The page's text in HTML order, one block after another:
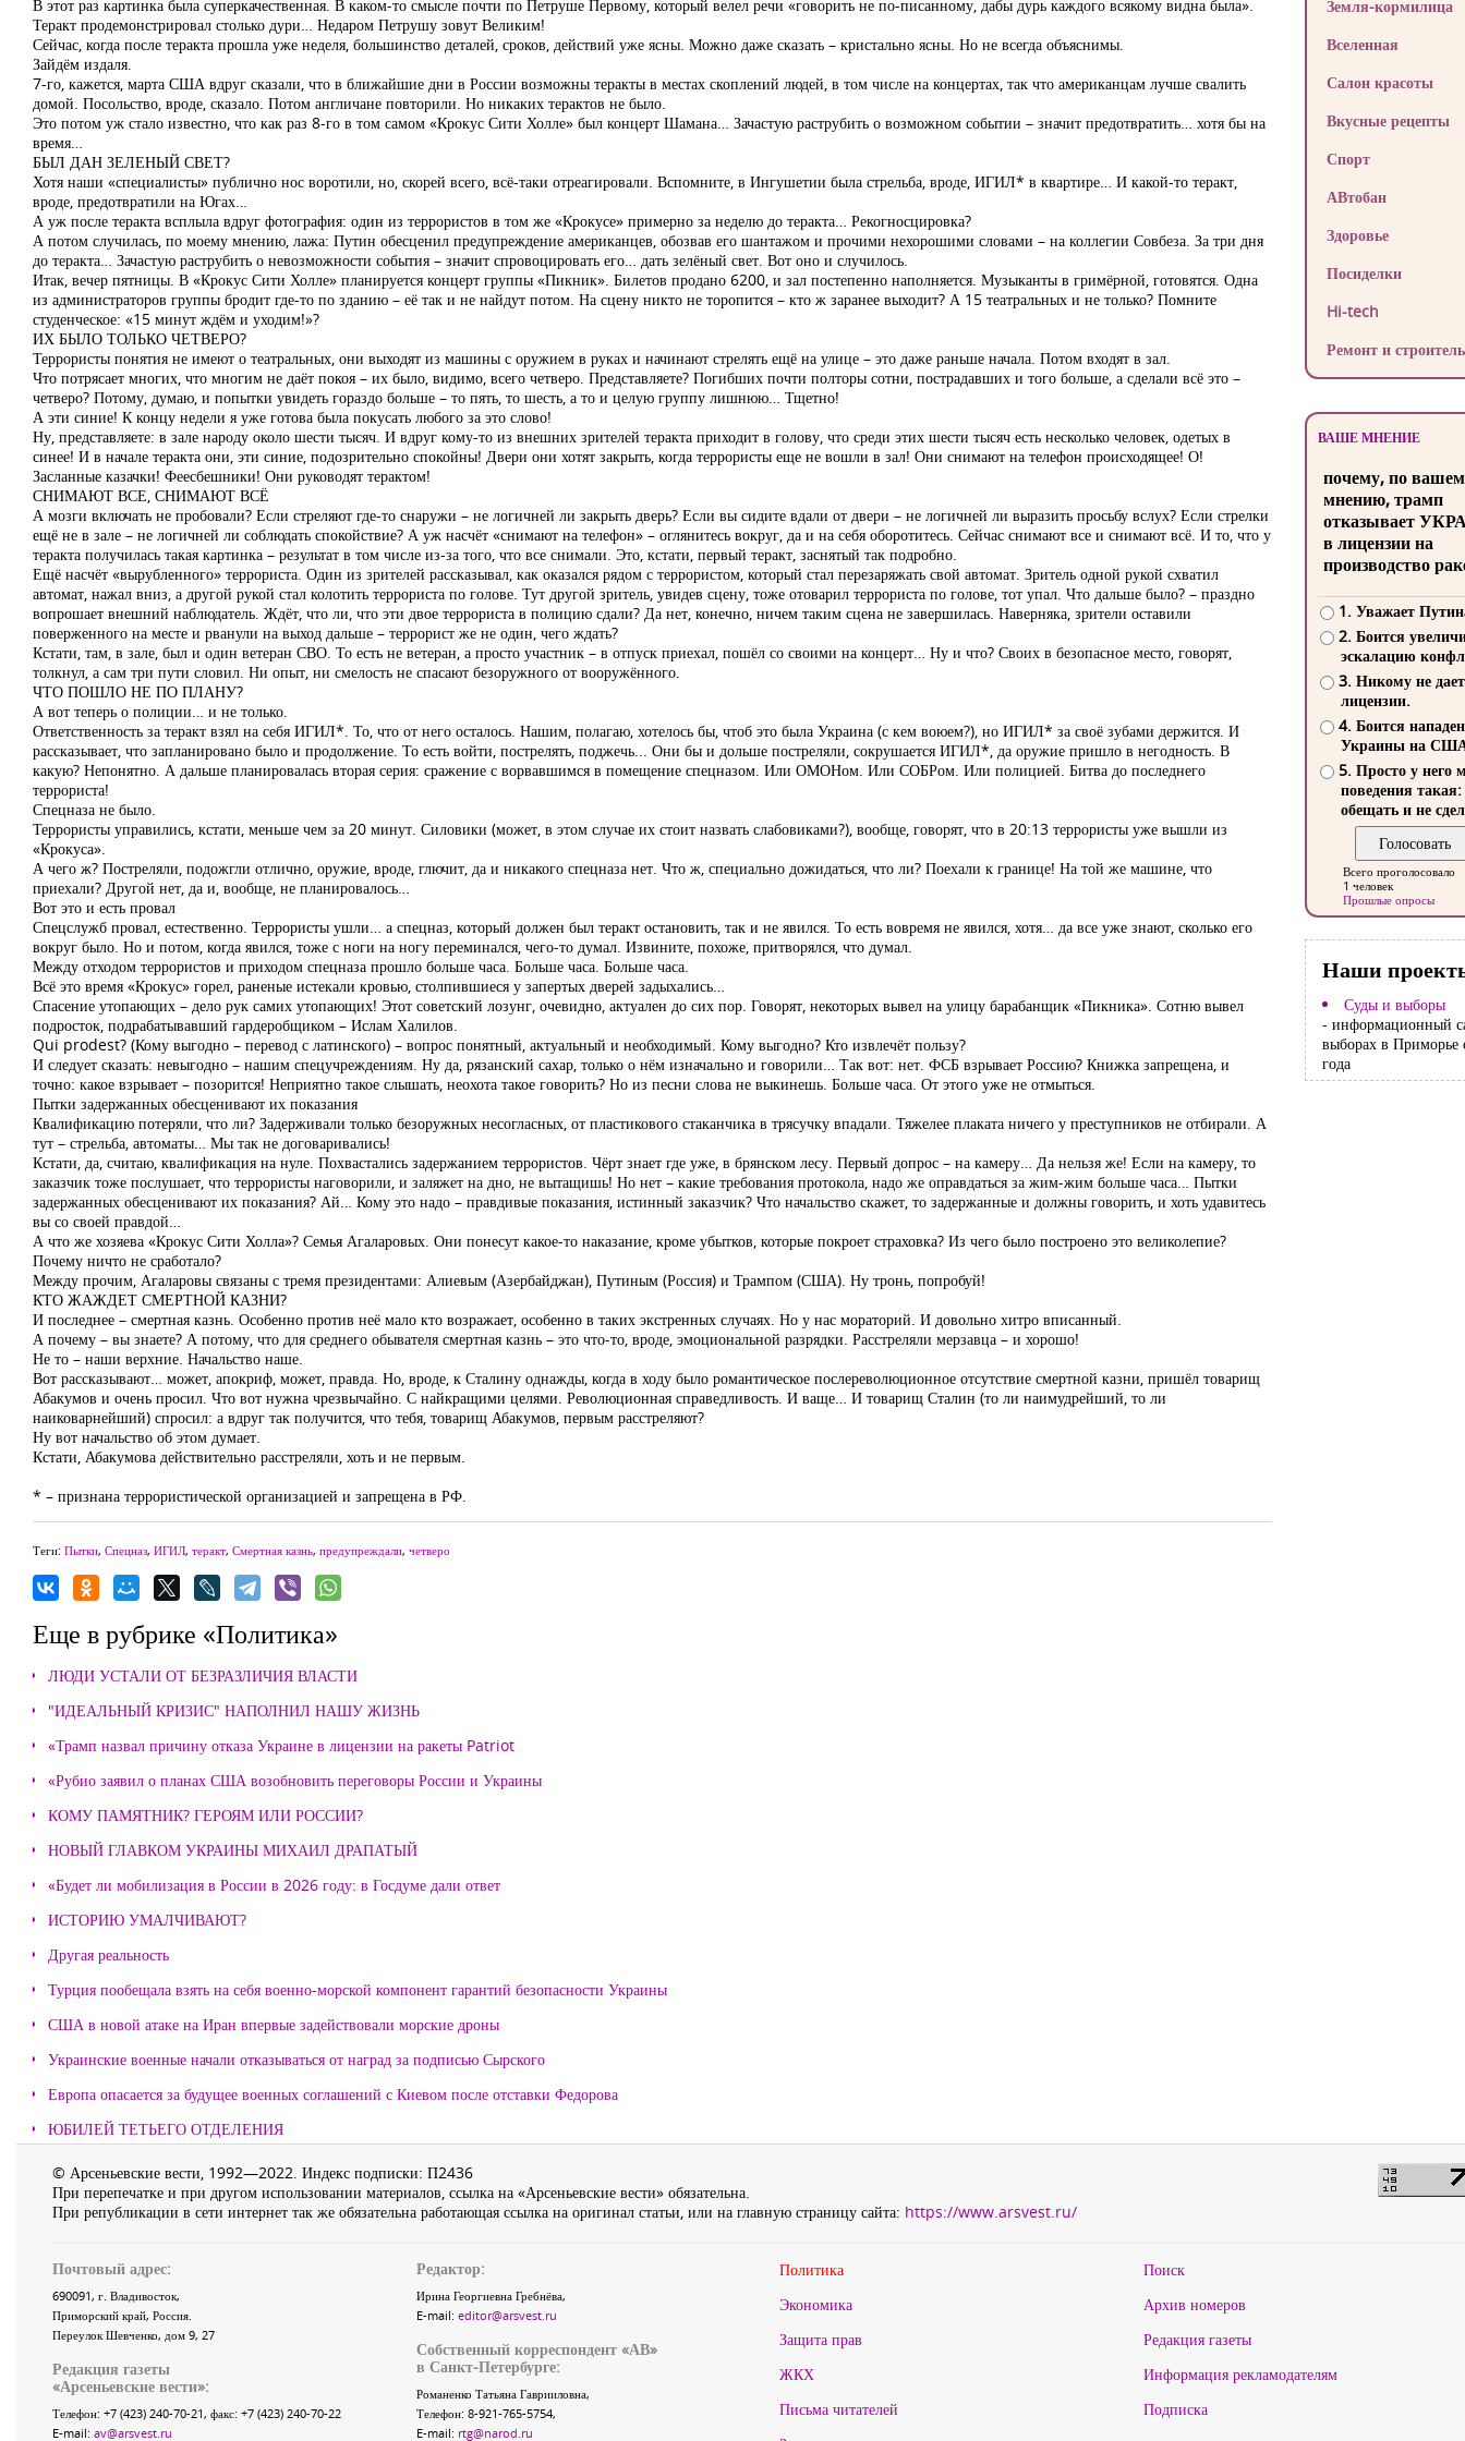
В этот раз картинка была суперкачественная. В каком-то смысле почти по Петруше Первому, который велел речи «говорить не по-писанному, дабы дурь каждого всякому видна была».
Теракт продемонстрировал столько дури… Недаром Петрушу зовут Великим!
Сейчас, когда после теракта прошла уже неделя, большинство деталей, сроков, действий уже ясны. Можно даже сказать – кристально ясны. Но не всегда объяснимы.
Зайдём издаля.
7-го, кажется, марта США вдруг сказали, что в ближайшие дни в России возможны теракты в местах скоплений людей, в том числе на концертах, так что американцам лучше свалить
домой. Посольство, вроде, сказало. Потом англичане повторили. Но никаких терактов не было.
Это потом уж стало известно, что как раз 8-го в том самом «Крокус Сити Холле» был концерт Шамана… Зачастую раструбить о возможном событии – значит предотвратить… хотя бы на
время…
БЫЛ ДАН ЗЕЛЕНЫЙ СВЕТ?
Хотя наши «специалисты» публично нос воротили, но, скорей всего, всё-таки отреагировали. Вспомните, в Ингушетии была стрельба, вроде, ИГИЛ* в квартире… И какой-то теракт,
вроде, предотвратили на Югах…
А уж после теракта всплыла вдруг фотография: один из террористов в том же «Крокусе» примерно за неделю до теракта… Рекогносцировка?
А потом случилась, по моему мнению, лажа: Путин обесценил предупреждение американцев, обозвав его шантажом и прочими нехорошими словами – на коллегии Совбеза. За три дня
до теракта… Зачастую раструбить о невозможности события – значит спровоцировать его… дать зелёный свет. Вот оно и случилось.
Итак, вечер пятницы. В «Крокус Сити Холле» планируется концерт группы «Пикник». Билетов продано 6200, и зал постепенно наполняется. Музыканты в гримёрной, готовятся. Одна
из администраторов группы бродит где-то по зданию – её так и не найдут потом. На сцену никто не торопится – кто ж заранее выходит? А 15 театральных и не только? Помните
студенческое: «15 минут ждём и уходим!»?
ИХ БЫЛО ТОЛЬКО ЧЕТВЕРО?
Террористы понятия не имеют о театральных, они выходят из машины с оружием в руках и начинают стрелять ещё на улице – это даже раньше начала. Потом входят в зал.
Что потрясает многих, что многим не даёт покоя – их было, видимо, всего четверо. Представляете? Погибших почти полторы сотни, пострадавших и того больше, а сделали всё это –
четверо? Потому, думаю, и попытки увидеть гораздо больше – то пять, то шесть, а то и целую группу лишнюю… Тщетно!
А эти синие! К концу недели я уже готова была покусать любого за это слово!
Ну, представляете: в зале народу около шести тысяч. И вдруг кому-то из внешних зрителей теракта приходит в голову, что среди этих шести тысяч есть несколько человек, одетых в
синее! И в начале теракта они, эти синие, подозрительно спокойны! Двери они хотят закрыть, когда террористы еще не вошли в зал! Они снимают на телефон происходящее! О!
Засланные казачки! Феесбешники! Они руководят терактом!
СНИМАЮТ ВСЕ, СНИМАЮТ ВСЁ
А мозги включать не пробовали? Если стреляют где-то снаружи – не логичней ли закрыть дверь? Если вы сидите вдали от двери – не логичней ли выразить просьбу вслух? Если стрелки
ещё не в зале – не логичней ли соблюдать спокойствие? А уж насчёт «снимают на телефон» – оглянитесь вокруг, да и на себя оборотитесь. Сейчас снимают все и снимают всё. И то, что у
теракта получилась такая картинка – результат в том числе из-за того, что все снимали. Это, кстати, первый теракт, заснятый так подробно.
Ещё насчёт «вырубленного» террориста. Один из зрителей рассказывал, как оказался рядом с террористом, который стал перезаряжать свой автомат. Зритель одной рукой схватил
автомат, нажал вниз, а другой рукой стал колотить террориста по голове. Тут другой зритель, увидев сцену, тоже отоварил террориста по голове, тот упал. Что дальше было? – праздно
вопрошает внешний наблюдатель. Ждёт, что ли, что эти двое террориста в полицию сдали? Да нет, конечно, ничем таким сцена не завершилась. Наверняка, зрители оставили
поверженного на месте и рванули на выход дальше – террорист же не один, чего ждать?
Кстати, там, в зале, был и один ветеран СВО. То есть не ветеран, а просто участник – в отпуск приехал, пошёл со своими на концерт… Ну и что? Своих в безопасное место, говорят,
толкнул, а сам три пути словил. Ни опыт, ни смелость не спасают безоружного от вооружённого.
ЧТО ПОШЛО НЕ ПО ПЛАНУ?
А вот теперь о полиции… и не только.
Ответственность за теракт взял на себя ИГИЛ*. То, что от него осталось. Нашим, полагаю, хотелось бы, чтоб это была Украина (с кем воюем?), но ИГИЛ* за своё зубами держится. И
рассказывает, что запланировано было и продолжение. То есть войти, пострелять, поджечь... Они бы и дольше постреляли, сокрушается ИГИЛ*, да оружие пришло в негодность. В
какую? Непонятно. А дальше планировалась вторая серия: сражение с ворвавшимся в помещение спецназом. Или ОМОНом. Или СОБРом. Или полицией. Битва до последнего
террориста!
Спецназа не было.
Террористы управились, кстати, меньше чем за 20 минут. Силовики (может, в этом случае их стоит назвать слабовиками?), вообще, говорят, что в 20:13 террористы уже вышли из
«Крокуса».
А чего ж? Постреляли, подожгли отлично, оружие, вроде, глючит, да и никакого спецназа нет. Что ж, специально дожидаться, что ли? Поехали к границе! На той же машине, что
приехали? Другой нет, да и, вообще, не планировалось…
Вот это и есть провал
Спецслужб провал, естественно. Террористы ушли… а спецназ, который должен был теракт остановить, так и не явился. То есть вовремя не явился, хотя… да все уже знают, сколько его
вокруг было. Но и потом, когда явился, тоже с ноги на ногу переминался, чего-то думал. Извините, похоже, притворялся, что думал.
Между отходом террористов и приходом спецназа прошло больше часа. Больше часа. Больше часа.
Всё это время «Крокус» горел, раненые истекали кровью, столпившиеся у запертых дверей задыхались…
Спасение утопающих – дело рук самих утопающих! Этот советский лозунг, очевидно, актуален до сих пор. Говорят, некоторых вывел на улицу барабанщик «Пикника». Сотню вывел
подросток, подрабатывавший гардеробщиком – Ислам Халилов.
Qui prodest? (Кому выгодно – перевод с латинского) – вопрос понятный, актуальный и необходимый. Кому выгодно? Кто извлечёт пользу?
И следует сказать: невыгодно – нашим спецучреждениям. Ну да, рязанский сахар, только о нём изначально и говорили… Так вот: нет. ФСБ взрывает Россию? Книжка запрещена, и
точно: какое взрывает – позорится! Неприятно такое слышать, неохота такое говорить? Но из песни слова не выкинешь. Больше часа. От этого уже не отмыться.
Пытки задержанных обесценивают их показания
Квалификацию потеряли, что ли? Задерживали только безоружных несогласных, от пластикового стаканчика в трясучку впадали. Тяжелее плаката ничего у преступников не отбирали. А
тут – стрельба, автоматы… Мы так не договаривались!
Кстати, да, считаю, квалификация на нуле. Похвастались задержанием террористов. Чёрт знает где уже, в брянском лесу. Первый допрос – на камеру… Да нельзя же! Если на камеру, то
заказчик тоже послушает, что террористы наговорили, и заляжет на дно, не вытащишь! Но нет – какие требования протокола, надо же оправдаться за жим-жим больше часа… Пытки
задержанных обесценивают их показания? Ай… Кому это надо – правдивые показания, истинный заказчик? Что начальство скажет, то задержанные и должны говорить, и хоть удавитесь
вы со своей правдой…
А что же хозяева «Крокус Сити Холла»? Семья Агаларовых. Они понесут какое-то наказание, кроме убытков, которые покроет страховка? Из чего было построено это великолепие?
Почему ничто не сработало?
Между прочим, Агаларовы связаны с тремя президентами: Алиевым (Азербайджан), Путиным (Россия) и Трампом (США). Ну тронь, попробуй!
КТО ЖАЖДЕТ СМЕРТНОЙ КАЗНИ?
И последнее – смертная казнь. Особенно против неё мало кто возражает, особенно в таких экстренных случаях. Но у нас мораторий. И довольно хитро вписанный.
А почему – вы знаете? А потому, что для среднего обывателя смертная казнь – это что-то, вроде, эмоциональной разрядки. Расстреляли мерзавца – и хорошо!
Не то – наши верхние. Начальство наше.
Вот рассказывают… может, апокриф, может, правда. Но, вроде, к Сталину однажды, когда в ходу было романтическое послереволюционное отсутствие смертной казни, пришёл товарищ
Абакумов и очень просил. Что вот нужна чрезвычайно. С найкращими целями. Революционная справедливость. И ваще… И товарищ Сталин (то ли наимудрейший, то ли
наиковарнейший) спросил: а вдруг так получится, что тебя, товарищ Абакумов, первым расстреляют?
Ну вот начальство об этом думает.
Кстати, Абакумова действительно расстреляли, хоть и не первым.
* – признана террористической организацией и запрещена в РФ.
Теги: Пытки, Спецназ, ИГИЛ, теракт, Смертная казнь, предупреждали, четверо
Еще в рубрике «Политика»
ЛЮДИ УСТАЛИ ОТ БЕЗРАЗЛИЧИЯ ВЛАСТИ
"ИДЕАЛЬНЫЙ КРИЗИС" НАПОЛНИЛ НАШУ ЖИЗНЬ
«Трамп назвал причину отказа Украине в лицензии на ракеты Patriot
«Рубио заявил о планах США возобновить переговоры России и Украины
КОМУ ПАМЯТНИК? ГЕРОЯМ ИЛИ РОССИИ?
НОВЫЙ ГЛАВКОМ УКРАИНЫ МИХАИЛ ДРАПАТЫЙ
«Будет ли мобилизация в России в 2026 году: в Госдуме дали ответ
ИСТОРИЮ УМАЛЧИВАЮТ?
Другая реальность
Турция пообещала взять на себя военно-морской компонент гарантий безопасности Украины
США в новой атаке на Иран впервые задействовали морские дроны
Украинские военные начали отказываться от наград за подписью Сырского
Европа опасается за будущее военных соглашений с Киевом после отставки Федорова
ЮБИЛЕЙ ТЕТЬЕГО ОТДЕЛЕНИЯ
Земля-кормилица
Вселенная
Салон красоты
Вкусные рецепты
Спорт
АВтобан
Здоровье
Посиделки
Hi-tech
Ремонт и
ВАШЕ МНЕНИЕ
почему, по
мнению, трамп
отказывает
в лицензии на
производство
1. Уважает
2. Боится
эскалацию
3. Никому не
лицензии.
4. Боится
Украины на
5. Просто у него
поведения такая:
обещать и не
Всего проголосовало
1 человек
Прошлые опросы
Наши
Суды и выборы
- информационный
выборах в Приморье
года
© Арсеньевские вести, 1992—2022. Индекс подписки: П2436
При перепечатке и при другом использовании материалов, ссылка на «Арсеньевские вести» обязательна.
При републикации в сети интернет так же обязательна работающая ссылка на оригинал статьи, или на главную страницу сайта: https://www.arsvest.ru/
Почтовый адрес:
690091, г. Владивосток,
Приморский край, Россия.
Переулок Шевченко, дом 9, 27
Редакция газеты
«Арсеньевские вести»:
Телефон: +7 (423) 240-70-21, факс: +7 (423) 240-70-22
E-mail: av@arsvest.ru
Редактор:
Ирина Георгиевна Гребнёва,
E-mail: editor@arsvest.ru
Собственный корреспондент «АВ»
в Санкт-Петербурге:
Романенко Татьяна Гаврииловна,
Телефон: 8-921-765-5754,
E-mail: rtg@narod.ru
Политика
Экономика
Защита прав
ЖКХ
Письма читателей
Поиск
Архив номеров
Редакция газеты
Информация рекламодателям
Подписка